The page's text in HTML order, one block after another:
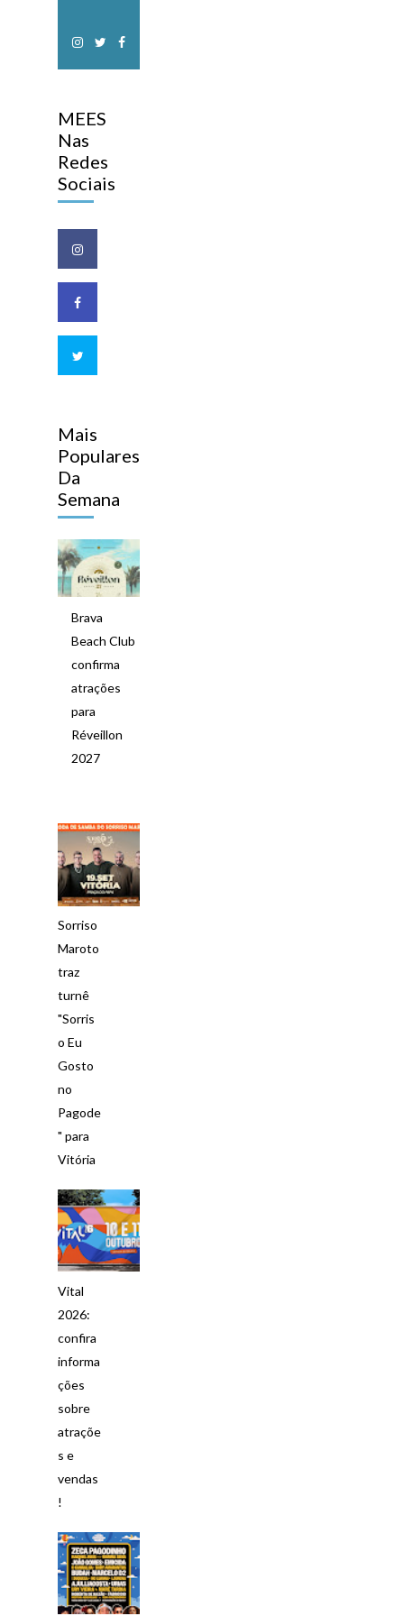
MEES
Nas
Redes
Sociais
Mais
Populares
Da
Semana
Brava
Beach Club
confirma
atrações
para
Réveillon
2027
Sorriso
Maroto
traz
turnê
"Sorris
o Eu
Gosto
no
Pagode
" para
Vitória
Vital
2026:
confira
informa
ções
sobre
atraçõe
s e
vendas
!